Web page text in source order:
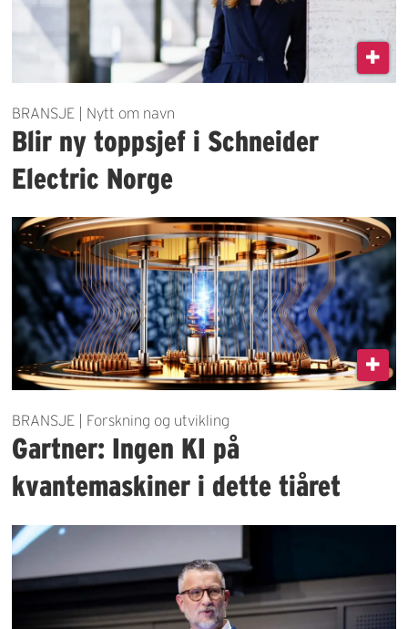
BRANSJE | Nytt om navn
Blir ny toppsjef i Schneider
Electric Norge
BRANSJE | Forskning og utvikling
Gartner: Ingen KI på
kvantemaskiner i dette tiåret